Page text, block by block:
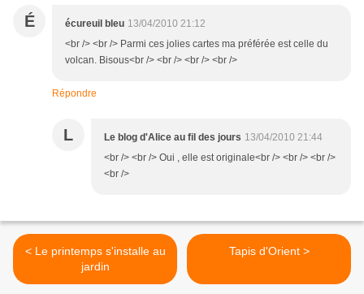
É écureuil bleu 13/04/2010 21:12
<br /> <br /> Parmi ces jolies cartes ma préférée est celle du
volcan. Bisous<br /> <br /> <br /> <br />
Répondre
L Le blog d'Alice au fil des jours 13/04/2010 21:44
<br /> <br /> Oui , elle est originale<br /> <br /> <br />
<br />
< Le printemps s'installe au
jardin
Tapis d'Orient >